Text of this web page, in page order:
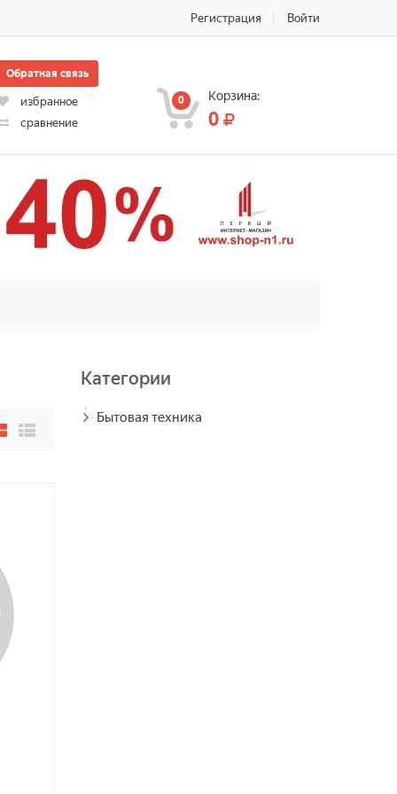
Регистрация Войти
Обратная связь
избранное
сравнение
0 Корзина:
0
Категории
Бытовая техника